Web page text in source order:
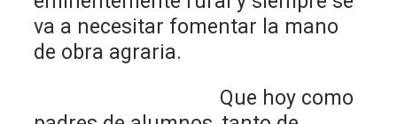
va a necesitar fomentar la mano
de obra agraria.
Que hoy como